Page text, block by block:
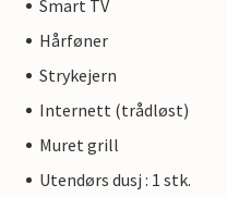
Smart TV
Hårføner
Strykejern
Internett (trådløst)
Muret grill
Utendørs dusj : 1 stk.